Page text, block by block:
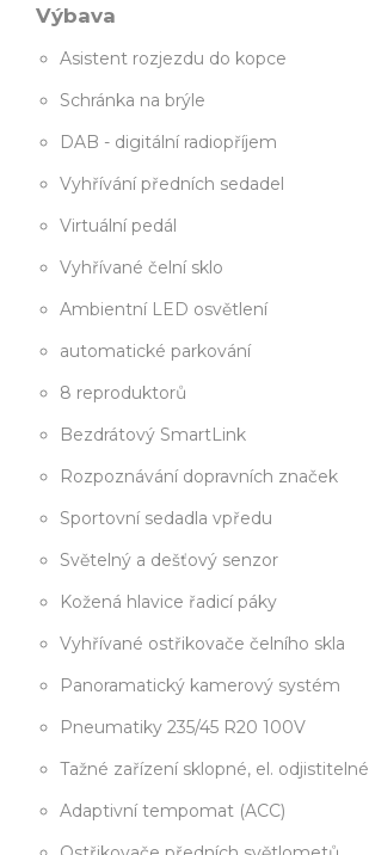
Výbava
Asistent rozjezdu do kopce
Schránka na brýle
DAB - digitální radiopříjem
Vyhřívání předních sedadel
Virtuální pedál
Vyhřívané čelní sklo
Ambientní LED osvětlení
automatické parkování
8 reproduktorů
Bezdrátový SmartLink
Rozpoznávání dopravních značek
Sportovní sedadla vpředu
Světelný a dešťový senzor
Kožená hlavice řadicí páky
Vyhřívané ostřikovače čelního skla
Panoramatický kamerový systém
Pneumatiky 235/45 R20 100V
Tažné zařízení sklopné, el. odjistitelné
Adaptivní tempomat (ACC)